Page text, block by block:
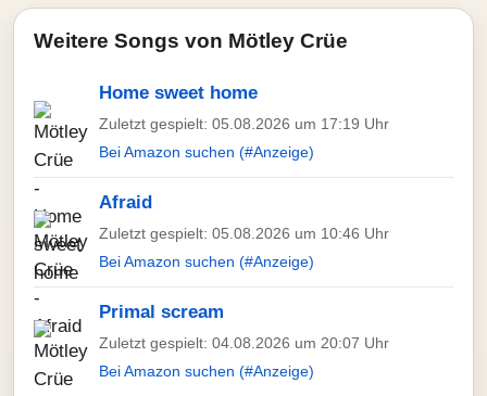
Weitere Songs von Mötley Crüe
Home sweet home
Zuletzt gespielt: 05.08.2026 um 17:19 Uhr
Bei Amazon suchen (#Anzeige)
Afraid
Zuletzt gespielt: 05.08.2026 um 10:46 Uhr
Bei Amazon suchen (#Anzeige)
Primal scream
Zuletzt gespielt: 04.08.2026 um 20:07 Uhr
Bei Amazon suchen (#Anzeige)